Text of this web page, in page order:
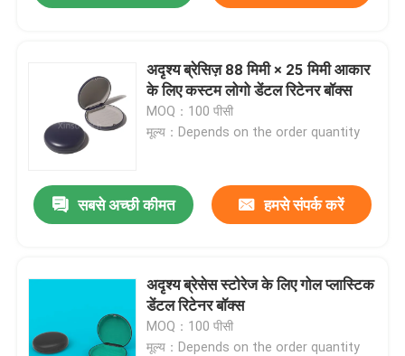
अदृश्य ब्रेसिज़ 88 मिमी × 25 मिमी आकार
के लिए कस्टम लोगो डेंटल रिटेनर बॉक्स
MOQ：100 पीसी
मूल्य：Depends on the order quantity
सबसे अच्छी कीमत हमसे संपर्क करें
अदृश्य ब्रेसेस स्टोरेज के लिए गोल प्लास्टिक
डेंटल रिटेनर बॉक्स
MOQ：100 पीसी
मूल्य：Depends on the order quantity